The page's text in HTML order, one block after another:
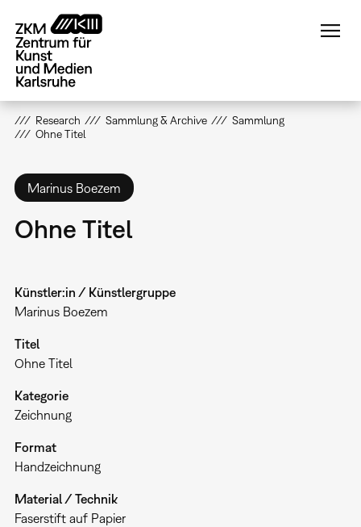
zum
Inhalt
Research Sammlung & Archive
Sammlung
Ohne Titel
Marinus Boezem
Ohne Titel
Künstler:in / Künstlergruppe
Marinus Boezem
Titel
Ohne Titel
Kategorie
Zeichnung
Format
Handzeichnung
Material / Technik
Faserstift auf Papier